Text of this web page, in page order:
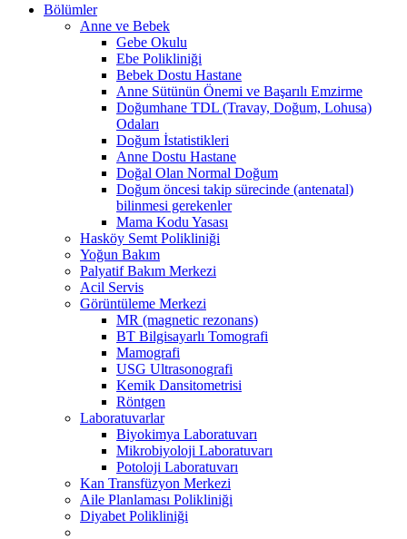
Bölümler
Anne ve Bebek
Gebe Okulu
Ebe Polikliniği
Bebek Dostu Hastane
Anne Sütünün Önemi ve Başarılı Emzirme
Doğumhane TDL (Travay, Doğum, Lohusa)
Odaları
Doğum İstatistikleri
Anne Dostu Hastane
Doğal Olan Normal Doğum
Doğum öncesi takip sürecinde (antenatal)
bilinmesi gerekenler
Mama Kodu Yasası
Hasköy Semt Polikliniği
Yoğun Bakım
Palyatif Bakım Merkezi
Acil Servis
Görüntüleme Merkezi
MR (magnetic rezonans)
BT Bilgisayarlı Tomografi
Mamografi
USG Ultrasonografi
Kemik Dansitometrisi
Röntgen
Laboratuvarlar
Biyokimya Laboratuvarı
Mikrobiyoloji Laboratuvarı
Potoloji Laboratuvarı
Kan Transfüzyon Merkezi
Aile Planlaması Polikliniği
Diyabet Polikliniği